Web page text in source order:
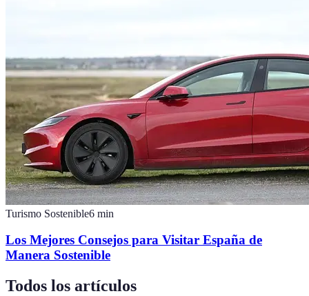
Turismo Sostenible6 min
Los Mejores Consejos para Visitar España de
Manera Sostenible
Todos los artículos